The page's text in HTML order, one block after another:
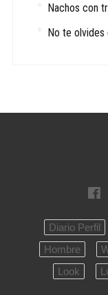
Nachos con
No te
Diario Perfil
Hombre
Look